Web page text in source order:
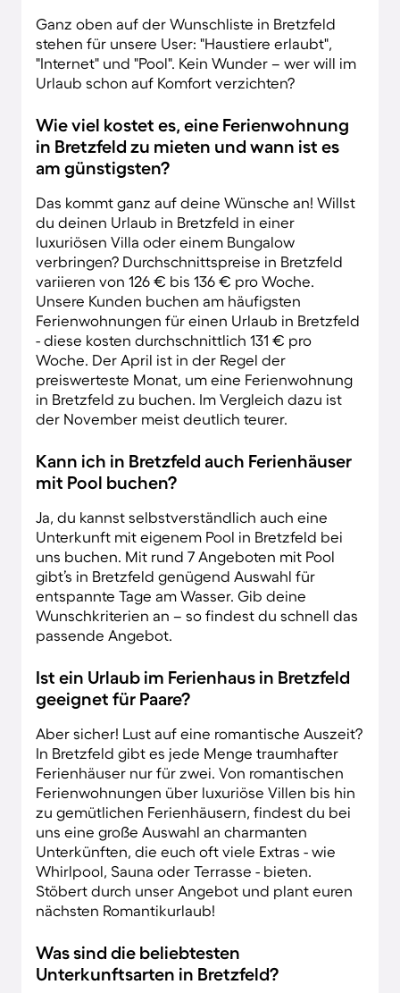
Ganz oben auf der Wunschliste in Bretzfeld
stehen für unsere User: "Haustiere erlaubt",
"Internet" und "Pool". Kein Wunder – wer will im
Urlaub schon auf Komfort verzichten?
Wie viel kostet es, eine Ferienwohnung
in Bretzfeld zu mieten und wann ist es
am günstigsten?
Das kommt ganz auf deine Wünsche an! Willst
du deinen Urlaub in Bretzfeld in einer
luxuriösen Villa oder einem Bungalow
verbringen? Durchschnittspreise in Bretzfeld
variieren von 126 € bis 136 € pro Woche.
Unsere Kunden buchen am häufigsten
Ferienwohnungen für einen Urlaub in Bretzfeld
- diese kosten durchschnittlich 131 € pro
Woche. Der April ist in der Regel der
preiswerteste Monat, um eine Ferienwohnung
in Bretzfeld zu buchen. Im Vergleich dazu ist
der November meist deutlich teurer.
Kann ich in Bretzfeld auch Ferienhäuser
mit Pool buchen?
Ja, du kannst selbstverständlich auch eine
Unterkunft mit eigenem Pool in Bretzfeld bei
uns buchen. Mit rund 7 Angeboten mit Pool
gibt’s in Bretzfeld genügend Auswahl für
entspannte Tage am Wasser. Gib deine
Wunschkriterien an – so findest du schnell das
passende Angebot.
Ist ein Urlaub im Ferienhaus in Bretzfeld
geeignet für Paare?
Aber sicher! Lust auf eine romantische Auszeit?
In Bretzfeld gibt es jede Menge traumhafter
Ferienhäuser nur für zwei. Von romantischen
Ferienwohnungen über luxuriöse Villen bis hin
zu gemütlichen Ferienhäusern, findest du bei
uns eine große Auswahl an charmanten
Unterkünften, die euch oft viele Extras - wie
Whirlpool, Sauna oder Terrasse - bieten.
Stöbert durch unser Angebot und plant euren
nächsten Romantikurlaub!
Was sind die beliebtesten
Unterkunftsarten in Bretzfeld?